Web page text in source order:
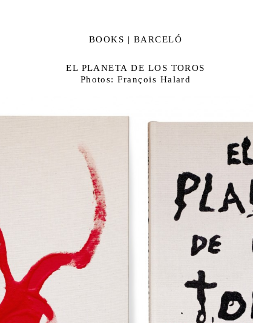
BOOKS | BARCELÓ
EL PLANETA DE LOS TOROS
Photos: François Halard